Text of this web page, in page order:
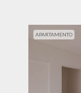
APARTAMENTO